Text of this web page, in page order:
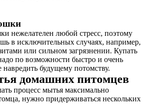
нежелателен любой стресс, поэтому
в исключительных случаях, например,
или сильном загрязнении. Купать
по возможности быстро и очень
будущему потомству.
домашних питомцев
процесс мытья максимально
нужно придерживаться нескольких